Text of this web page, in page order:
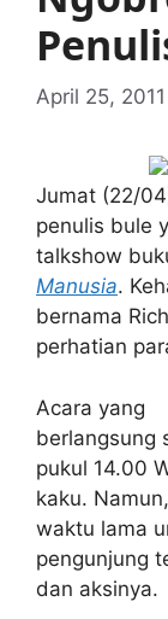
April 25, 2011
Jumat (22/
penulis bule
talkshow
Manusia.
bernama
perhatian
Acara yang
berlangsung
pukul 14.00
kaku.
waktu lama
pengunjung
dan aksinya.